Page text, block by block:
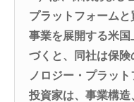
プラットフォームと
事業を展開する米
づくと、同社は保
ノロジー・プラット
投資家は、 事業構造